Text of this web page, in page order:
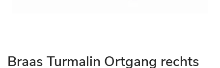
Zum
Braas Turmalin Ortgang rechts